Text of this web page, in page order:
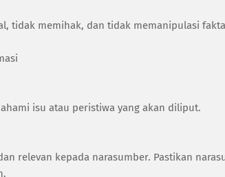
tidak memihak, dan tidak memanipulasi
isu atau peristiwa yang akan diliput.
relevan kepada narasumber. Pastikan